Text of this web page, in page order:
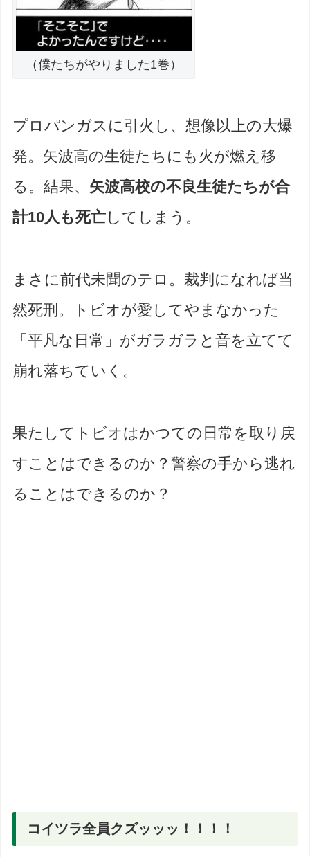
（僕たちがやりました1巻）
プロパンガスに引火し、想像以上の大爆
発。矢波高の生徒たちにも火が燃え移
る。結果、 矢波高校の不良生徒たちが合
計10人も死亡してしまう。
まさに前代未聞のテロ。裁判になれば当
然死刑。トビオが愛してやまなかった
「平凡な日常」がガラガラと音を立てて
崩れ落ちていく。
果たしてトビオはかつての日常を取り戻
すことはできるのか？警察の手から逃れ
ることはできるのか？
コイツラ全員クズッッッ！！！！